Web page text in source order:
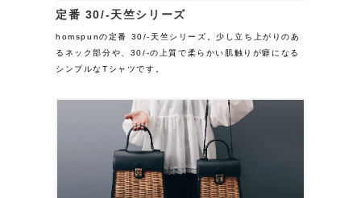
定番 30/-天竺シリーズ
homspunの定番 30/-天竺シリーズ。少し立ち上がりのあ
るネック部分や、30/-の上質で柔らかい肌触りが癖になる
シンプルなTシャツです。